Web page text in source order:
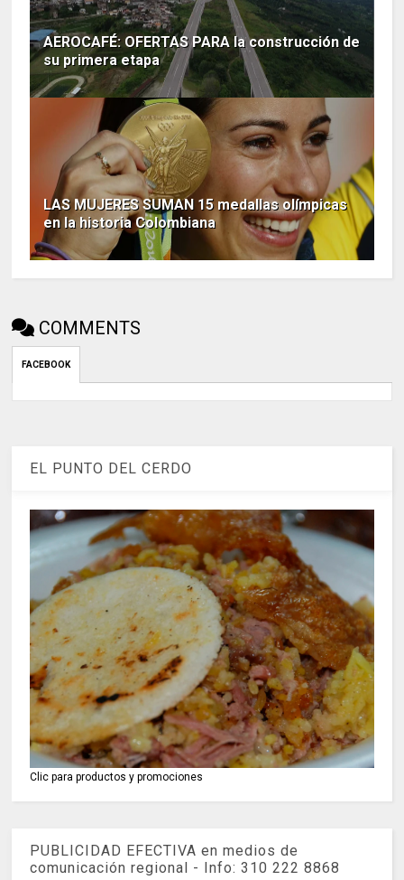
AEROCAFÉ: OFERTAS PARA la construcción de
su primera etapa
LAS MUJERES SUMAN 15 medallas olímpicas
en la historia Colombiana
COMMENTS
FACEBOOK
EL PUNTO DEL CERDO
Clic para productos y promociones
PUBLICIDAD EFECTIVA en medios de
comunicación regional - Info: 310 222 8868